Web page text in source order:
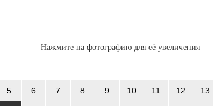
Нажмите на фотографию для её увеличения
5 6 7 8 9 10 11 12 13